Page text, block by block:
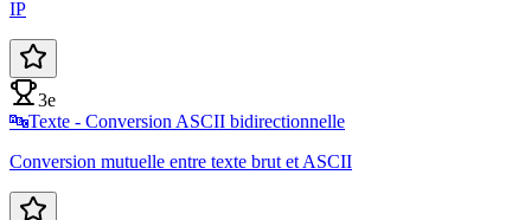
IP
3e
🔤Texte - Conversion ASCII bidirectionnelle
Conversion mutuelle entre texte brut et ASCII